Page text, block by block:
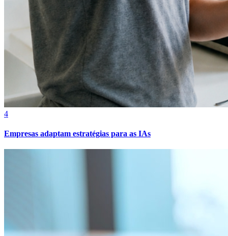
4
Empresas adaptam estratégias para as IAs